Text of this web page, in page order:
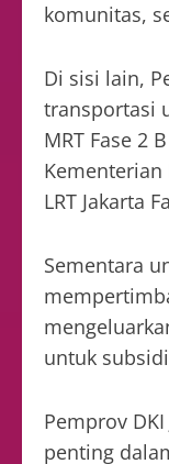
komunitas,
Di sisi lain,
transportasi
MRT Fase 2
Kementerian
LRT Jakarta
Sementara
untuk
Pemprov
penting